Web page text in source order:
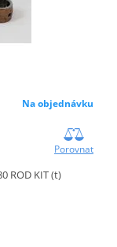
Na objednávku
Porovnat
ROD KIT (t)